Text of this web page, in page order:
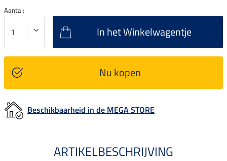
Aantal:
In het Winkelwagentje
Nu kopen
Beschikbaarheid in de MEGA STORE
ARTIKELBESCHRIJVING